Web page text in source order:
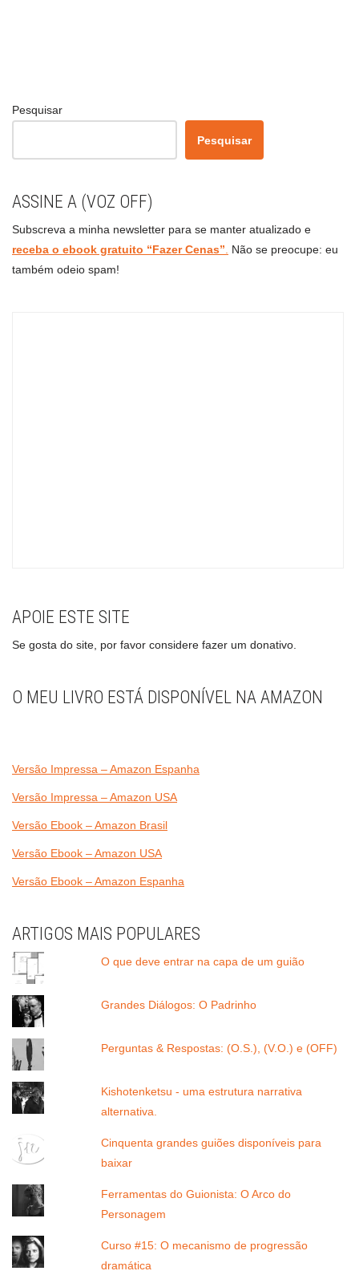
Pesquisar
Pesquisar
ASSINE A (VOZ OFF)
Subscreva a minha newsletter para se manter atualizado e
receba o ebook gratuito “Fazer Cenas”. Não se preocupe: eu
também odeio spam!
APOIE ESTE SITE
Se gosta do site, por favor considere fazer um donativo.
O MEU LIVRO ESTÁ DISPONÍVEL NA AMAZON
Versão Impressa – Amazon Espanha
Versão Impressa – Amazon USA
Versão Ebook – Amazon Brasil
Versão Ebook – Amazon USA
Versão Ebook – Amazon Espanha
ARTIGOS MAIS POPULARES
O que deve entrar na capa de um guião
Grandes Diálogos: O Padrinho
Perguntas & Respostas: (O.S.), (V.O.) e (OFF)
Kishotenketsu - uma estrutura narrativa
alternativa.
Cinquenta grandes guiões disponíveis para
baixar
Ferramentas do Guionista: O Arco do
Personagem
Curso #15: O mecanismo de progressão
dramática